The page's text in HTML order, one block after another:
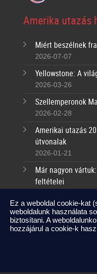
Amerika utazás
Miért beszélnek
2026-07-07
Yellowstone: A
2026-03-26
Szellemperonok
2026-02-28
Amerikai utazás
útvonalak
2026-01-21
Már nagyon
feltételei
Kapcsolat
Ez a weboldal cookie-kat
weboldalunk használata
biztosítani. A
hozzájárul a cookie-k